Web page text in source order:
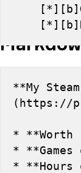
**My
(https://
* **Worth
* **Games
* **Hours